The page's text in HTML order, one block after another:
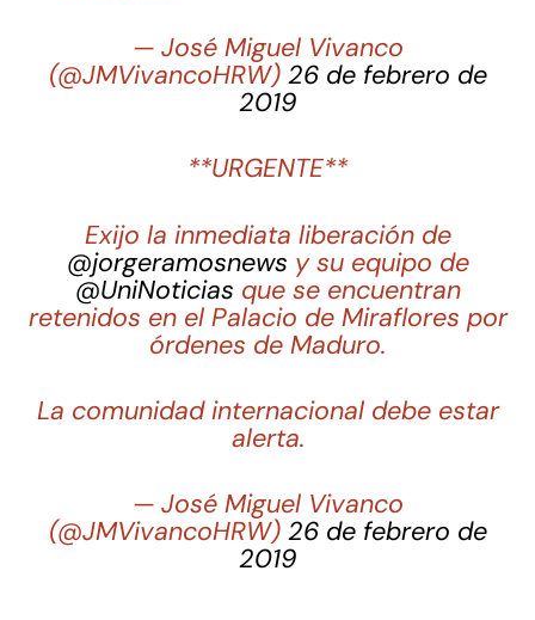
— José Miguel Vivanco
(@JMVivancoHRW) 26 de febrero de
2019
**URGENTE**
Exijo la inmediata liberación de
@jorgeramosnews y su equipo de
@UniNoticias que se encuentran
retenidos en el Palacio de Miraflores por
órdenes de Maduro.
La comunidad internacional debe estar
alerta.
— José Miguel Vivanco
(@JMVivancoHRW) 26 de febrero de
2019